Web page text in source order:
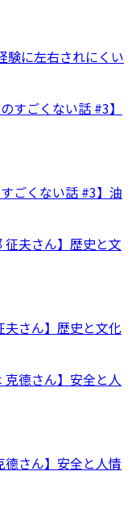
験に左右されにくい
ごくない話 #3】油
夫さん】歴史と文化
德さん】安全と人情